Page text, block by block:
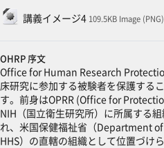
講義イメージ4ファイル109.5KB Image (PNG)
OHRP 序文
Office for Human Research
床研究に参加する被験者を保護する
す。前身はOPRR (Office for
NIH（国立衛生研究所）に所属する
れ、米国保健福祉省（Department
HHS）の直轄の組織として位置づけら